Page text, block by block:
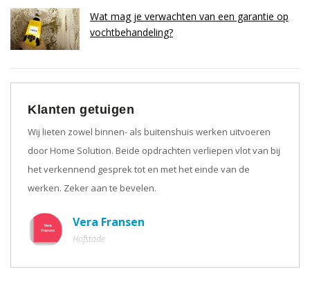
Wat mag je verwachten van een garantie op
vochtbehandeling?
Klanten getuigen
Wij lieten zowel binnen- als buitenshuis werken uitvoeren
door Home Solution. Beide opdrachten verliepen vlot van bij
het verkennend gesprek tot en met het einde van de
werken. Zeker aan te bevelen.
Vera Fransen
Hofstade